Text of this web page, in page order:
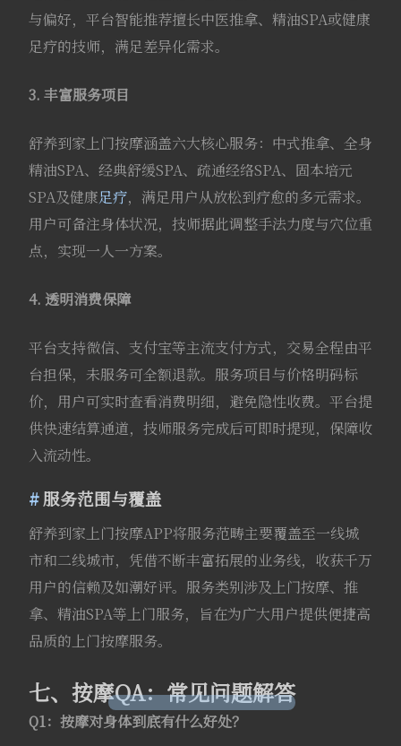
与偏好，平台智能推荐擅长中医推拿、精油SPA或健康
足疗的技师，满足差异化需求。
3. 丰富服务项目
舒养到家上门按摩涵盖六大核心服务：中式推拿、全身
精油SPA、经典舒缓SPA、疏通经络SPA、固本培元
SPA及健康足疗，满足用户从放松到疗愈的多元需求。
用户可备注身体状况，技师据此调整手法力度与穴位重
点，实现一人一方案。
4. 透明消费保障
平台支持微信、支付宝等主流支付方式，交易全程由平
台担保，未服务可全额退款。服务项目与价格明码标
价，用户可实时查看消费明细，避免隐性收费。平台提
供快速结算通道，技师服务完成后可即时提现，保障收
入流动性。
服务范围与覆盖
舒养到家上门按摩APP将服务范畴主要覆盖至一线城
市和二线城市，凭借不断丰富拓展的业务线，收获千万
用户的信赖及如潮好评。服务类别涉及上门按摩、推
拿、精油SPA等上门服务，旨在为广大用户提供便捷高
品质的上门按摩服务。
七、按摩QA：常见问题解答
Q1：按摩对身体到底有什么好处？